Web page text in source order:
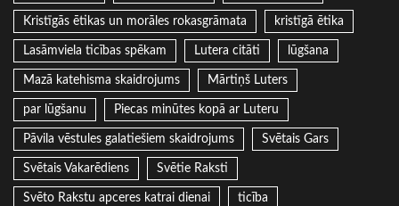
Kristīgās ētikas un morāles rokasgrāmata kristīgā ētika
Lasāmviela ticības spēkam Lutera citāti lūgšana
Mazā katehisma skaidrojums Mārtiņš Luters
par lūgšanu Piecas minūtes kopā ar Luteru
Pāvila vēstules galatiešiem skaidrojums Svētais Gars
Svētais Vakarēdiens Svētie Raksti
Svēto Rakstu apceres katrai dienai ticība